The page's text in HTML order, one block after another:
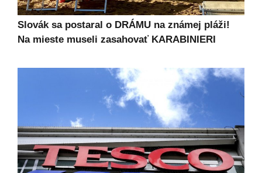
Slovák sa postaral o DRÁMU na známej pláži!
Na mieste museli zasahovať KARABINIERI